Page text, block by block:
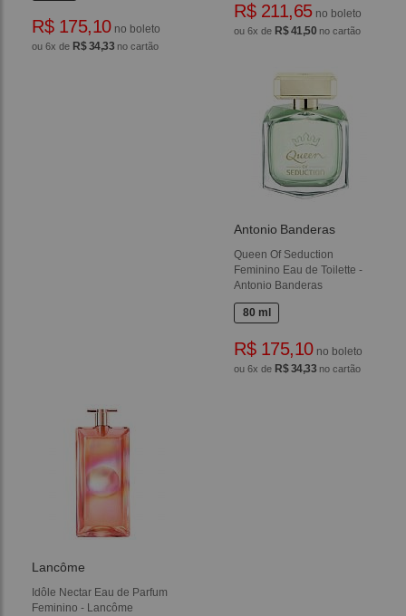
R$ 175,10no boleto
ou 6x de R$ 34,33 no cartão
R$ 211,65no boleto
ou 6x de R$ 41,50 no cartão
Antonio Banderas
Queen Of Seduction
Feminino Eau de Toilette -
Antonio Banderas
80 ml
R$ 175,10no boleto
ou 6x de R$ 34,33 no cartão
Lancôme
Idôle Nectar Eau de Parfum
Feminino - Lancôme